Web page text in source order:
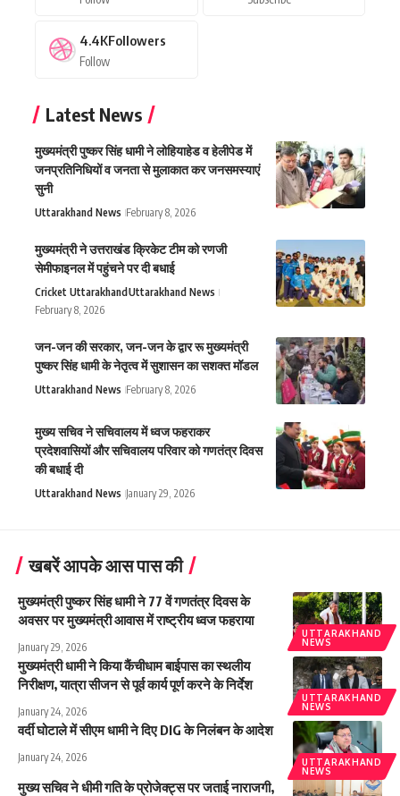
4.4KFollowers
Follow
Latest News
मुख्यमंत्री पुष्कर सिंह धामी ने लोहियाहेड व हेलीपेड में
जनप्रतिनिधियों व जनता से मुलाकात कर जनसमस्याएं
सुनी
Uttarakhand News February 8, 2026
मुख्यमंत्री ने उत्तराखंड क्रिकेट टीम को रणजी
सेमीफाइनल में पहुंचने पर दी बधाई
Cricket UttarakhandUttarakhand News
February 8, 2026
जन-जन की सरकार, जन-जन के द्वार रू मुख्यमंत्री
पुष्कर सिंह धामी के नेतृत्व में सुशासन का सशक्त मॉडल
Uttarakhand News February 8, 2026
मुख्य सचिव ने सचिवालय में ध्वज फहराकर
प्रदेशवासियों और सचिवालय परिवार को गणतंत्र दिवस
की बधाई दी
Uttarakhand News January 29, 2026
खबरें आपके आस पास की
UTTARAKHAND
NEWS
मुख्यमंत्री पुष्कर सिंह धामी ने 77 वें गणतंत्र दिवस के
अवसर पर मुख्यमंत्री आवास में राष्ट्रीय ध्वज फहराया
January 29, 2026
UTTARAKHAND
NEWS
मुख्यमंत्री धामी ने किया कैंचीधाम बाईपास का स्थलीय
निरीक्षण, यात्रा सीजन से पूर्व कार्य पूर्ण करने के निर्देश
January 24, 2026
UTTARAKHAND
NEWS
वर्दी घोटाले में सीएम धामी ने दिए DIG के निलंबन के आदेश
January 24, 2026
मुख्य सचिव ने धीमी गति के प्रोजेक्ट्स पर जताई नाराजगी,